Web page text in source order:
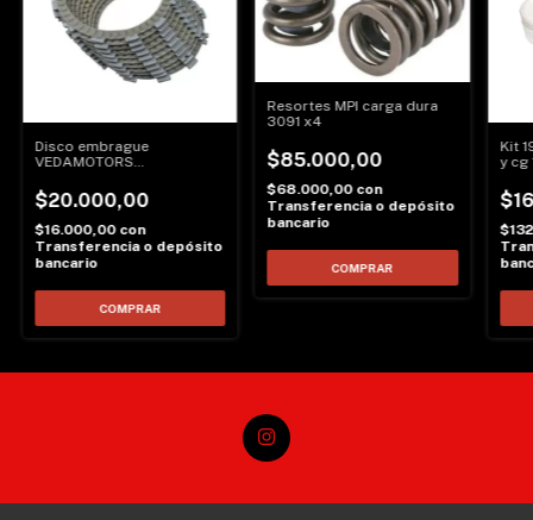
Disco embrague
VEDAMOTORS
$20.000,00
$16.000,00 con
Transferencia o depósito
bancario
Resortes MPI carga dura
3091 x4
$85.000,00
$68.000,00 con
Transferencia o depósito
bancario
Kit
y cg